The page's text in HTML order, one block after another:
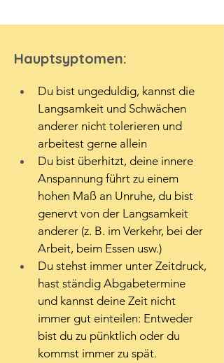
Hauptsyptomen:
Du bist ungeduldig, kannst die
Langsamkeit und Schwächen
anderer nicht tolerieren und
arbeitest gerne allein
Du bist überhitzt, deine innere
Anspannung führt zu einem
hohen Maß an Unruhe, du bist
genervt von der Langsamkeit
anderer (z. B. im Verkehr, bei der
Arbeit, beim Essen usw.)
Du stehst immer unter Zeitdruck,
hast ständig Abgabetermine
und kannst deine Zeit nicht
immer gut einteilen: Entweder
bist du zu pünktlich oder du
kommst immer zu spät.